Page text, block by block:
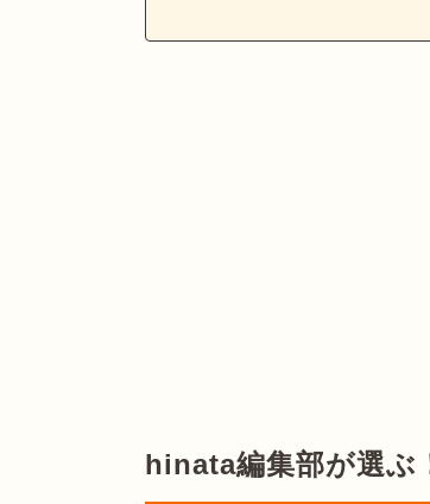
hinata編集部が選ぶ